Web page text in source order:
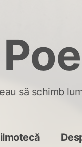
să schimb